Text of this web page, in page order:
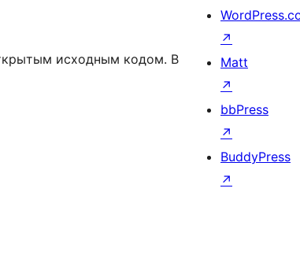
исходным кодом. В
↗
Matt
↗
bbPress
↗
BuddyPress
↗